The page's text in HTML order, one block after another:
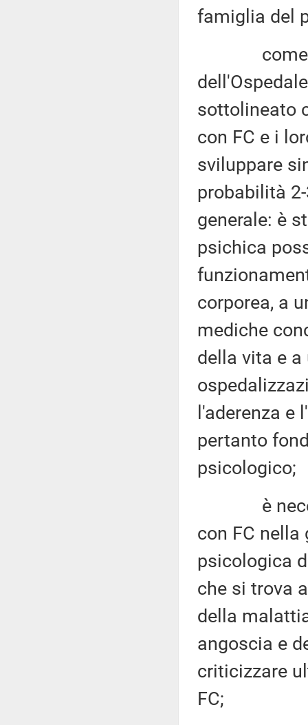
famiglia del
come si
sottolineato
con FC e i
sviluppare
probabilità
generale: è
psichica
corporea, a
mediche
della vita e
l'aderenza e
pertanto
psicologico;
è
con FC
psicologica
che si trova
della
angoscia e
criticizzare
FC;